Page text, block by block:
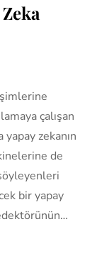
çalışan
zekanın
de
bir yapay